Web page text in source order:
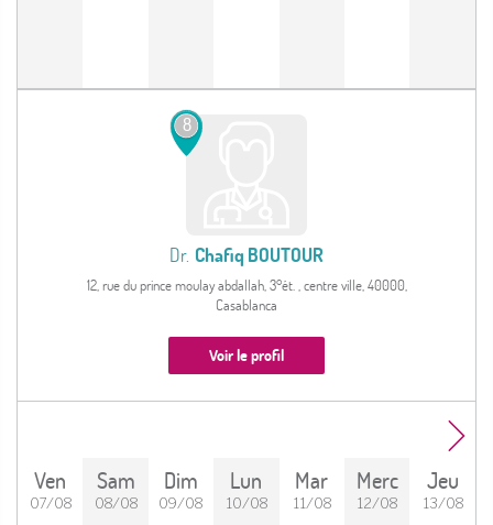
8
Dr. Chafiq BOUTOUR
12, rue du prince moulay abdallah, 3°ét. , centre ville, 40000,
Casablanca
Voir le profil
Ven
07/08
Sam
08/08
Dim
09/08
Lun
10/08
Mar
11/08
Merc
12/08
Jeu
13/08